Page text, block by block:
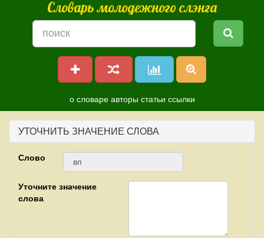
Словарь молодежного слэнга
о словаре авторы статьи ссылки
УТОЧНИТЬ ЗНАЧЕНИЕ СЛОВА
Слово
Уточните значение
слова